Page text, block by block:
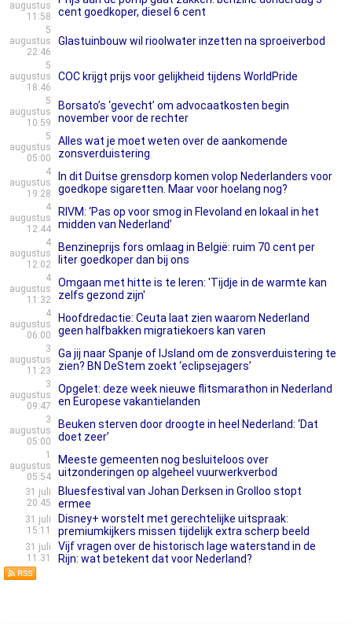
augustus
11:58
cent goedkoper, diesel 6 cent
5
augustus
22:46
Glastuinbouw wil rioolwater inzetten na sproeiverbod
5
augustus
18:46
COC krijgt prijs voor gelijkheid tijdens WorldPride
5
augustus
10:59
Borsato’s ‘gevecht’ om advocaatkosten begin
november voor de rechter
5
augustus
05:00
Alles wat je moet weten over de aankomende
zonsverduistering
4
augustus
19:28
In dit Duitse grensdorp komen volop Nederlanders voor
goedkope sigaretten. Maar voor hoelang nog?
4
augustus
12:44
RIVM: ‘Pas op voor smog in Flevoland en lokaal in het
midden van Nederland’
4
augustus
12:02
Benzineprijs fors omlaag in België: ruim 70 cent per
liter goedkoper dan bij ons
4
augustus
11:32
Omgaan met hitte is te leren: 'Tijdje in de warmte kan
zelfs gezond zijn'
4
augustus
06:00
Hoofdredactie: Ceuta laat zien waarom Nederland
geen halfbakken migratiekoers kan varen
3
augustus
11:23
Ga jij naar Spanje of IJsland om de zonsverduistering te
zien? BN DeStem zoekt ‘eclipsejagers’
3
augustus
09:47
Opgelet: deze week nieuwe flitsmarathon in Nederland
en Europese vakantielanden
3
augustus
05:00
Beuken sterven door droogte in heel Nederland: ‘Dat
doet zeer’
1
augustus
05:54
Meeste gemeenten nog besluiteloos over
uitzonderingen op algeheel vuurwerkverbod
31 juli
20:45
Bluesfestival van Johan Derksen in Grolloo stopt
ermee
31 juli
15:11
Disney+ worstelt met gerechtelijke uitspraak:
premiumkijkers missen tijdelijk extra scherp beeld
31 juli
11:31
Vijf vragen over de historisch lage waterstand in de
Rijn: wat betekent dat voor Nederland?